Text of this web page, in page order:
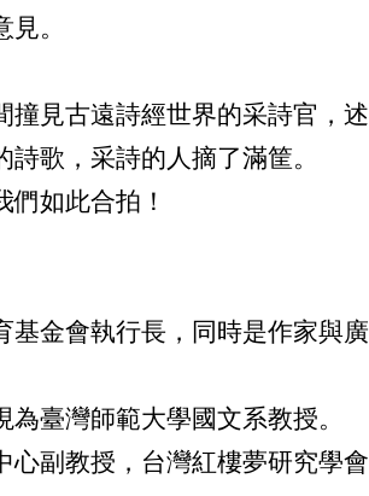
。
撞見古遠詩經世界的采詩官，述
歌，采詩的人摘了滿筐。
如此合拍！
基金會執行長，同時是作家與廣
臺灣師範大學國文系教授。
心副教授，台灣紅樓夢研究學會